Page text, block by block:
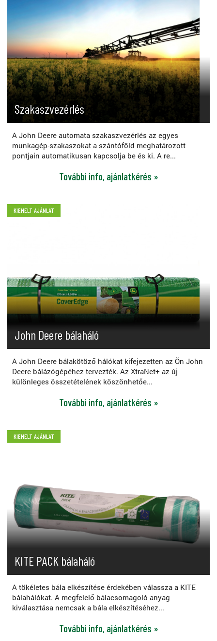
Szakaszvezérlés
A John Deere automata szakaszvezérlés az egyes
munkagép-szakaszokat a szántóföld meghatározott
pontjain automatikusan kapcsolja be és ki. A re...
További info, ajánlatkérés »
KIEMELT AJÁNLAT
John Deere bálaháló
A John Deere bálakötöző hálókat kifejezetten az Ön John
Deere bálázógépéhez tervezték. Az XtraNet+ az új
különleges összetételének köszönhetőe...
További info, ajánlatkérés »
KIEMELT AJÁNLAT
KITE PACK bálaháló
A tökéletes bála elkészítése érdekében válassza a KITE
bálahálókat. A megfelelő bálacsomagoló anyag
kiválasztása nemcsak a bála elkészítéséhez...
További info, ajánlatkérés »